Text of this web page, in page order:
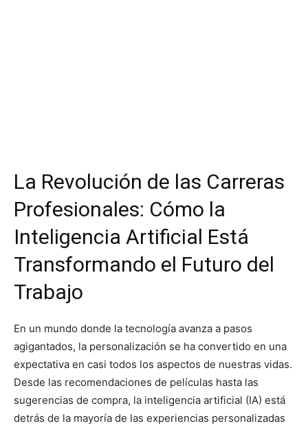
La Revolución de las Carreras
Profesionales: Cómo la
Inteligencia Artificial Está
Transformando el Futuro del
Trabajo
En un mundo donde la tecnología avanza a pasos
agigantados, la personalización se ha convertido en una
expectativa en casi todos los aspectos de nuestras vidas.
Desde las recomendaciones de películas hasta las
sugerencias de compra, la inteligencia artificial (IA) está
detrás de la mayoría de las experiencias personalizadas